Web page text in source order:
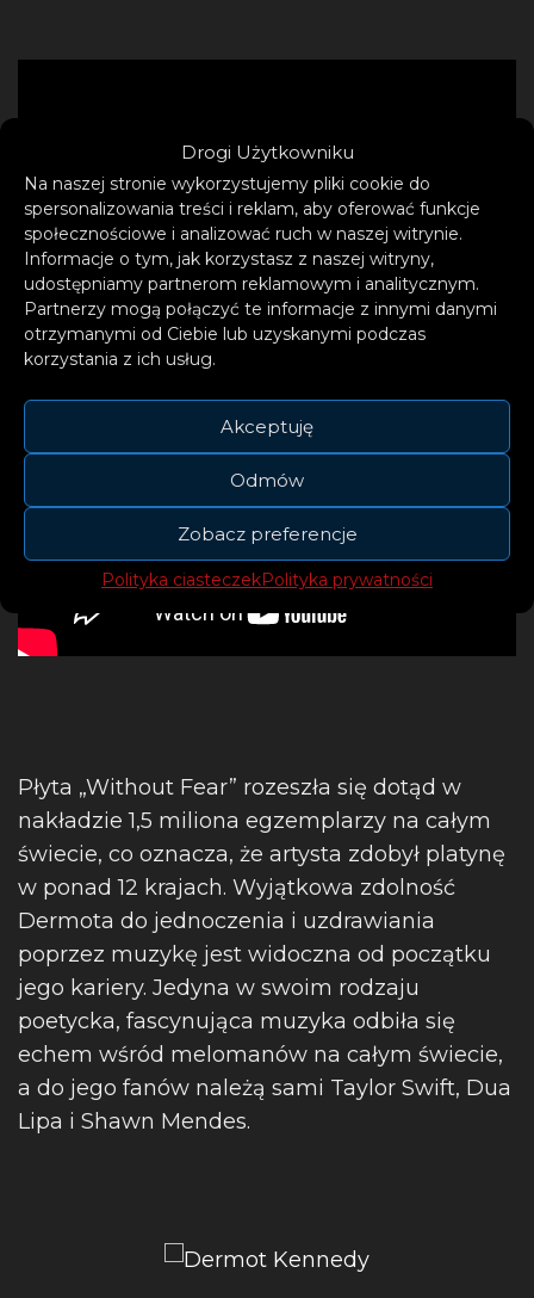
Drogi Użytkowniku
Na naszej stronie wykorzystujemy pliki cookie do
spersonalizowania treści i reklam, aby oferować funkcje
społecznościowe i analizować ruch w naszej witrynie.
Informacje o tym, jak korzystasz z naszej witryny,
udostępniamy partnerom reklamowym i analitycznym.
Partnerzy mogą połączyć te informacje z innymi danymi
otrzymanymi od Ciebie lub uzyskanymi podczas
korzystania z ich usług.
Akceptuję
Odmów
Zobacz preferencje
Polityka ciasteczekPolityka prywatności
Płyta „Without Fear” rozeszła się dotąd w
nakładzie 1,5 miliona egzemplarzy na całym
świecie, co oznacza, że artysta zdobył platynę
w ponad 12 krajach. Wyjątkowa zdolność
Dermota do jednoczenia i uzdrawiania
poprzez muzykę jest widoczna od początku
jego kariery. Jedyna w swoim rodzaju
poetycka, fascynująca muzyka odbiła się
echem wśród melomanów na całym świecie,
a do jego fanów należą sami Taylor Swift, Dua
Lipa i Shawn Mendes.